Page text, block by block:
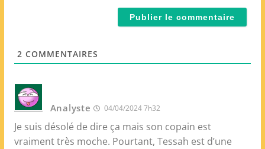
2 COMMENTAIRES
Analyste 04/04/2024 7h32
Je suis désolé de dire ça mais son copain est
vraiment très moche. Pourtant, Tessah est d’une